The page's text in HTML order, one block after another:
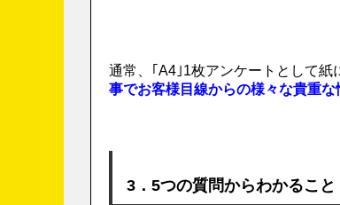
通常、｢A4｣1枚アンケートとして紙
事でお客様目線からの様々な貴重な
3．5つの質問からわかること